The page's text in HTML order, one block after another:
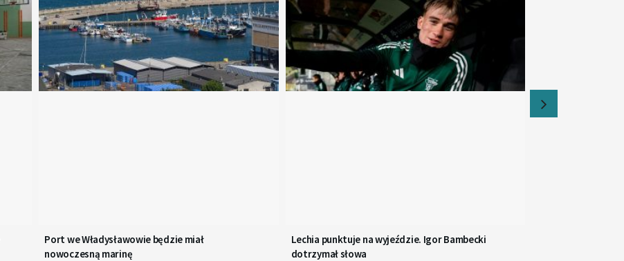
Port we Władysławowie będzie miał
nowoczesną marinę
Lechia punktuje na wyjeździe. Igor Bambecki
dotrzymał słowa